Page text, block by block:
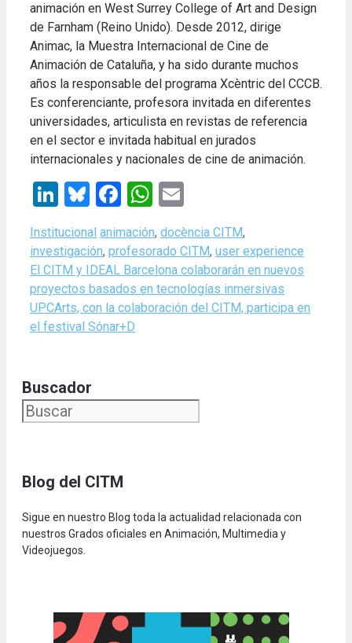
animación en West Surrey College of Art and Design
de Farnham (Reino Unido). Desde 2012, dirige
Animac, la Muestra Internacional de Cine de
Animación de Cataluña, y ha sido durante muchos
años la responsable del programa Xcèntric del CCCB.
Es conferenciante, profesora invitada en diferentes
universidades, articulista en revistas de referencia
en el sector e invitada habitual en jurados
internacionales y nacionales de cine de animación.
LinkedIn
Bluesky
Facebook
WhatsApp
Categories
Institucional Tags
animación, docència CITM,
investigación, profesorado CITM, user experience
El CITM y IDEAL Barcelona colaborarán en nuevos
proyectos basados en tecnologías inmersivas
UPCArts, con la colaboración del CITM, participa en
el festival Sónar+D
Buscador
Blog del CITM
Sigue en nuestro Blog toda la actualidad relacionada con
nuestros Grados oficiales en Animación, Multimedia y
Videojuegos.